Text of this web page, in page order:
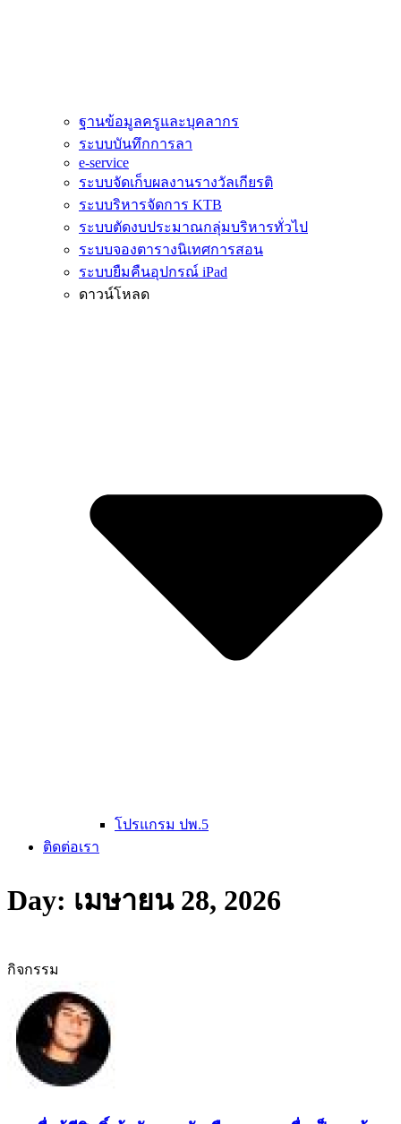
ฐานข้อมูลครูและบุคลากร
ระบบบันทึกการลา
e-service
ระบบจัดเก็บผลงานรางวัลเกียรติ
ระบบริหารจัดการ KTB
ระบบตัดงบประมาณกลุ่มบริหารทั่วไป
ระบบจองตารางนิเทศการสอน
ระบบยืมคืนอุปกรณ์ iPad
ดาวน์โหลด
โปรแกรม ปพ.5
ติดต่อเรา
Day: เมษายน 28, 2026
กิจกรรม